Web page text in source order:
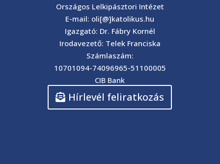
Országos Lelkipásztori Intézet
E-mail: oli[@]katolikus.hu
Igazgató: Dr. Fábry Kornél
Irodavezető: Telek Franciska
Számlaszám:
10701094-74096965-51100005
CIB Bank
Hírlevél feliratkozás